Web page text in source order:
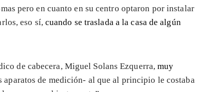
pero en cuanto en su centro optaron por instalar
eso sí, cuando se traslada a la casa de algún
de cabecera, Miguel Solans Ezquerra,muy
de medición- al que al principio le costaba